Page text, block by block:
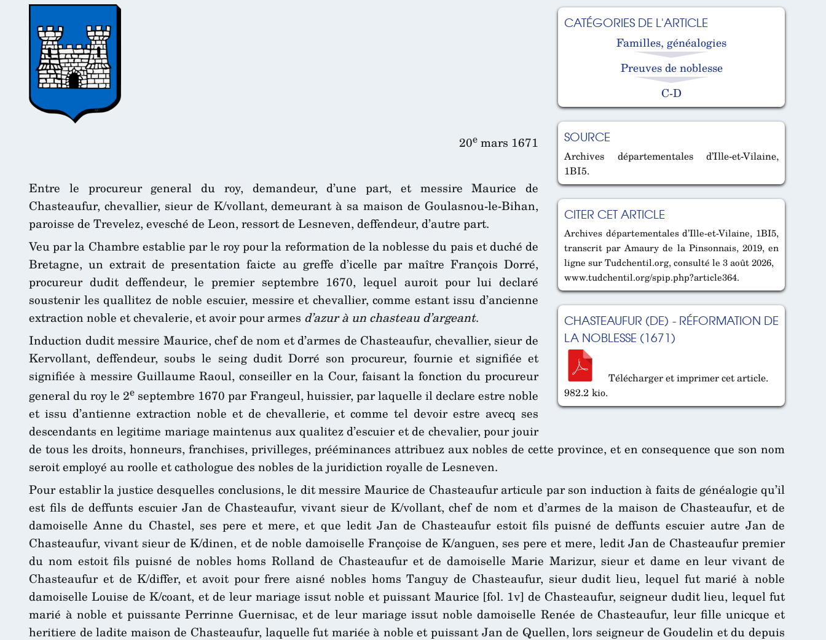
CATÉGORIES DE L'ARTICLE
Familles, généalogies
Preuves de noblesse
C-D
SOURCE
Archives départementales d’Ille-et-Vilaine,
1BI5.
CITER CET ARTICLE
Archives départementales d’Ille-et-Vilaine, 1BI5,
transcrit par Amaury de la Pinsonnais, 2019, en
ligne sur Tudchentil.org, consulté le 3 août 2026,
www.tudchentil.org/spip.php?article364.
CHASTEAUFUR (DE) - RÉFORMATION DE
LA NOBLESSE (1671)
Télécharger et imprimer cet article.
982.2 kio.
20e mars 1671
Entre le procureur general du roy, demandeur, d’une part, et messire Maurice de
Chasteaufur, chevallier, sieur de K/vollant, demeurant à sa maison de Goulasnou-le-Bihan,
paroisse de Trevelez, evesché de Leon, ressort de Lesneven, deffendeur, d’autre part.
Veu par la Chambre establie par le roy pour la reformation de la noblesse du pais et duché de
Bretagne, un extrait de presentation faicte au greffe d’icelle par maître François Dorré,
procureur dudit deffendeur, le premier septembre 1670, lequel auroit pour lui declaré
soustenir les quallitez de noble escuier, messire et chevallier, comme estant issu d’ancienne
extraction noble et chevalerie, et avoir pour armes d’azur à un chasteau d’argeant.
Induction dudit messire Maurice, chef de nom et d’armes de Chasteaufur, chevallier, sieur de
Kervollant, deffendeur, soubs le seing dudit Dorré son procureur, fournie et signifiée et
signifiée à messire Guillaume Raoul, conseiller en la Cour, faisant la fonction du procureur
general du roy le 2e septembre 1670 par Frangeul, huissier, par laquelle il declare estre noble
et issu d’antienne extraction noble et de chevallerie, et comme tel devoir estre avecq ses
descendants en legitime mariage maintenus aux qualitez d’escuier et de chevalier, pour jouir
de tous les droits, honneurs, franchises, privilleges, prééminances attribuez aux nobles de cette province, et en consequence que son nom
seroit employé au roolle et cathologue des nobles de la juridiction royalle de Lesneven.
Pour establir la justice desquelles conclusions, le dit messire Maurice de Chasteaufur articule par son induction à faits de généalogie qu’il
est fils de deffunts escuier Jan de Chasteaufur, vivant sieur de K/vollant, chef de nom et d’armes de la maison de Chasteaufur, et de
damoiselle Anne du Chastel, ses pere et mere, et que ledit Jan de Chasteaufur estoit fils puisné de deffunts escuier autre Jan de
Chasteaufur, vivant sieur de K/dinen, et de noble damoiselle Françoise de K/anguen, ses pere et mere, ledit Jan de Chasteaufur premier
du nom estoit fils puisné de nobles homs Rolland de Chasteaufur et de damoiselle Marie Marizur, sieur et dame en leur vivant de
Chasteaufur et de K/differ, et avoit pour frere aisné nobles homs Tanguy de Chasteaufur, sieur dudit lieu, lequel fut marié à noble
damoiselle Louise de K/coant, et de leur mariage issut noble et puissant Maurice [fol. 1v] de Chasteaufur, seigneur dudit lieu, lequel fut
marié à noble et puissante Perrinne Guernisac, et de leur mariage issut noble damoiselle Renée de Chasteaufur, leur fille unicque et
heritiere de ladite maison de Chasteaufur, laquelle fut mariée à noble et puissant Jan de Quellen, lors seigneur de Goudelin et du depuis